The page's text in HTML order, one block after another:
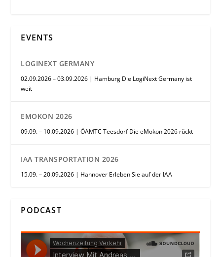
EVENTS
LOGINEXT GERMANY
02.09.2026 – 03.09.2026 | Hamburg Die LogiNext Germany ist
weit
EMOKON 2026
09.09. – 10.09.2026 | ÖAMTC Teesdorf Die eMokon 2026 rückt
IAA TRANSPORTATION 2026
15.09. – 20.09.2026 | Hannover Erleben Sie auf der IAA
PODCAST